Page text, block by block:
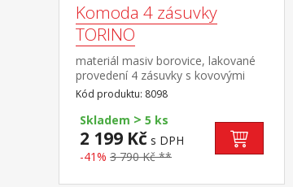
Komoda 4 zásuvky
TORINO
materiál masiv borovice, lakované
provedení 4 zásuvky s kovovými
pojezdy
Kód produktu: 8098
Skladem > 5 ks
2 199 Kč s DPH
-41% 3 790 Kč **